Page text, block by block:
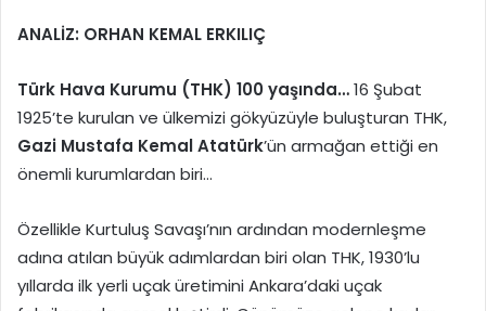
ANALİZ: ORHAN KEMAL ERKILIÇ
Türk Hava Kurumu (THK) 100 yaşında…16 Şubat
1925’te kurulan ve ülkemizi gökyüzüyle buluşturan THK,
Gazi Mustafa Kemal Atatürk’ün armağan ettiği en
önemli kurumlardan biri…
Özellikle Kurtuluş Savaşı’nın ardından modernleşme
adına atılan büyük adımlardan biri olan THK, 1930’lu
yıllarda ilk yerli uçak üretimini Ankara’daki uçak